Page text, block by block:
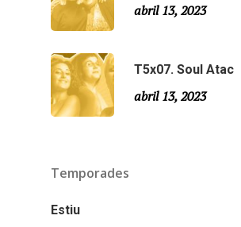
abril 13, 2023
T5x07. Soul Atac
abril 13, 2023
Temporades
Estiu